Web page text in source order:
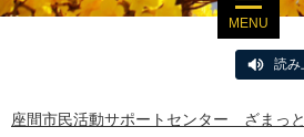
MENU
読み
座間市民活動サポートセンター ざまっと